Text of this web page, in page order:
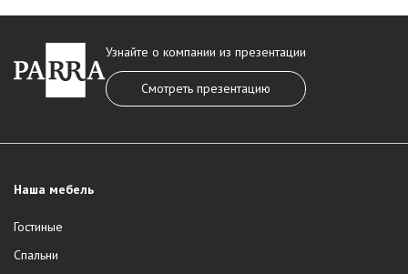
Наша мебель
Гостиные
Спальни
Узнайте о компании из презентации
Смотреть презентацию